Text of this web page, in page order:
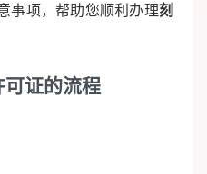
事项，帮助您顺利办理刻
证的流程